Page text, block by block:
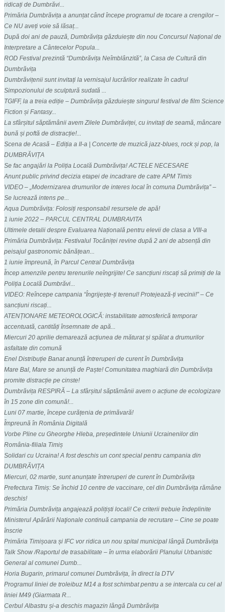
ridicați de Dumbrăvi...
Primăria Dumbrăvița a anunțat când începe programul de tocare a crengilor –
Ce NU aveți voie să lăsaț...
După doi ani de pauză, Dumbrăvița găzduiește din nou Concursul Național de
Interpretare a Cântecelor Popula...
ROD Festival prezintă “Dumbrăvița Neîmblânzită”, la Casa de Cultură din
Dumbrăvița
Dumbrăvițenii sunt invitați la vernisajul lucrărilor realizate în cadrul
Simpozionului de sculptură sudată ...
TGIFF, la a treia ediție – Dumbrăvița găzduiește singurul festival de film Science
Fiction și Fantasy...
La sfârșitul săptămânii avem Zilele Dumbrăviței, cu invitați de seamă, mâncare
bună și poftă de distracție!...
Scena de Acasă – Ediția a II-a | Concerte de muzică jazz-blues, rock și pop, la
DUMBRĂVIȚA
Se fac angajări la Poliția Locală Dumbrăvița! ACTELE NECESARE
Anunt public privind decizia etapei de incadrare de catre APM Timis
VIDEO – „Modernizarea drumurilor de interes local în comuna Dumbrăvița” –
Se lucrează intens pe...
Aqua Dumbrăvița: Folosiți responsabil resursele de apă!
1 iunie 2022 – PARCUL CENTRAL DUMBRAVITA
Ultimele detalii despre Evaluarea Națională pentru elevii de clasa a VIII-a
Primăria Dumbrăvița: Festivalul Tocăniței revine după 2 ani de absență din
peisajul gastronomic bănățean...
1 iunie împreună, în Parcul Central Dumbrăvița
Încep amenzile pentru terenurile neîngrijite! Ce sancțiuni riscați să primiți de la
Poliția Locală Dumbrăvi...
VIDEO: Reîncepe campania “Îngrijește-ți terenul! Protejează-ți vecinii!” – Ce
sancțiuni riscați...
ATENȚIONARE METEOROLOGICĂ: instabilitate atmosferică temporar
accentuată, cantități însemnate de apă...
Miercuri 20 aprilie demarează acțiunea de măturat și spălat a drumurilor
asfaltate din comună
Enel Distribuție Banat anunță întreruperi de curent în Dumbrăvița
Mare Bal, Mare se anunță de Paște! Comunitatea maghiară din Dumbrăvița
promite distracție pe cinste!
Dumbrăvița RESPIRĂ – La sfârșitul săptămânii avem o acțiune de ecologizare
în 15 zone din comună!...
Luni 07 martie, începe curățenia de primăvară!
Împreună în România Digitală
Vorbe Pline cu Gheorghe Hleba, președintele Uniunii Ucrainenilor din
România-filiala Timiș
Solidari cu Ucraina! A fost deschis un cont special pentru campania din
DUMBRĂVIȚA
Miercuri, 02 martie, sunt anunțate întreruperi de curent în Dumbrăvița
Prefectura Timiș: Se închid 10 centre de vaccinare, cel din Dumbrăvița rămâne
deschis!
Primăria Dumbrăvița angajează polițiști locali! Ce criterii trebuie îndeplinite
Ministerul Apărării Naţionale continuă campania de recrutare – Cine se poate
înscrie
Primăria Timișoara și IFC vor ridica un nou spital municipal lângă Dumbrăvița
Talk Show /Raportul de trasabilitate – în urma elaborării Planului Urbanistic
General al comunei Dumb...
Horia Bugarin, primarul comunei Dumbrăvița, în direct la DTV
Programul liniei de troleibuz M14 a fost schimbat pentru a se intercala cu cel al
liniei M49 (Giarmata R...
Cerbul Albastru și-a deschis magazin lângă Dumbrăvița